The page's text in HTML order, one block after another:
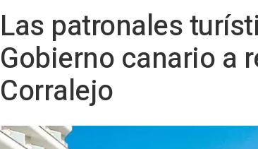
Las patronales
Gobierno canario a
Corralejo